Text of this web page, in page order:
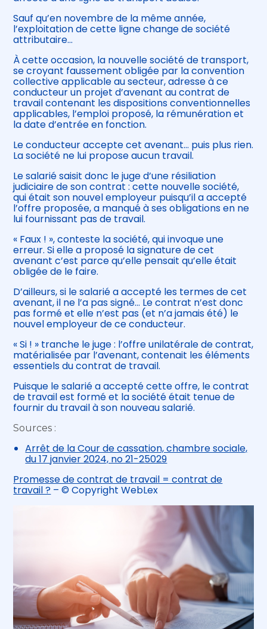
Sauf qu’en novembre de la même année,
l’exploitation de cette ligne change de société
attributaire…
À cette occasion, la nouvelle société de transport,
se croyant faussement obligée par la convention
collective applicable au secteur, adresse à ce
conducteur un projet d’avenant au contrat de
travail contenant les dispositions conventionnelles
applicables, l’emploi proposé, la rémunération et
la date d’entrée en fonction.
Le conducteur accepte cet avenant… puis plus rien.
La société ne lui propose aucun travail.
Le salarié saisit donc le juge d’une résiliation
judiciaire de son contrat : cette nouvelle société,
qui était son nouvel employeur puisqu’il a accepté
l’offre proposée, a manqué à ses obligations en ne
lui fournissant pas de travail.
« Faux ! », conteste la société, qui invoque une
erreur. Si elle a proposé la signature de cet
avenant c’est parce qu’elle pensait qu’elle était
obligée de le faire.
D’ailleurs, si le salarié a accepté les termes de cet
avenant, il ne l’a pas signé… Le contrat n’est donc
pas formé et elle n’est pas (et n’a jamais été) le
nouvel employeur de ce conducteur.
« Si ! » tranche le juge : l’offre unilatérale de contrat,
matérialisée par l’avenant, contenait les éléments
essentiels du contrat de travail.
Puisque le salarié a accepté cette offre, le contrat
de travail est formé et la société était tenue de
fournir du travail à son nouveau salarié.
Sources :
Arrêt de la Cour de cassation, chambre sociale,
du 17 janvier 2024, no 21-25029
Promesse de contrat de travail = contrat de
travail ? – © Copyright WebLex